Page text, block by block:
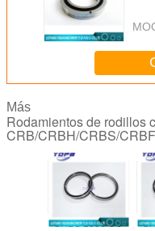
Más
Rodamientos de rodillos
CRB/CRBH/CRBS/CRBF
CRBS 1008 UU